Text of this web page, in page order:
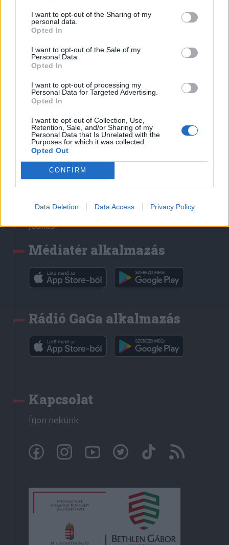
I want to opt-out of the Sharing of my
personal data.
Opted In
I want to opt-out of the Sale of my
Personal Data.
Opted In
I want to opt-out of processing my
Personal Data for Targeted Advertising.
Opted In
I want to opt-out of Collection, Use,
Retention, Sale, and/or Sharing of my
Personal Data that Is Unrelated with the
Purposes for which it was collected.
Opted Out
CONFIRM
Data Deletion Data Access Privacy Policy
Sütibeállítások
Médiatér
Liget
Krónika
Bihari Napló
Erdélyi Napló
Főtér
Rádió GaGa
Jóállás
Médiatér alkalmazás
Rádió GaGa alkalmazás
Kapcsolat
Írjon nekünk